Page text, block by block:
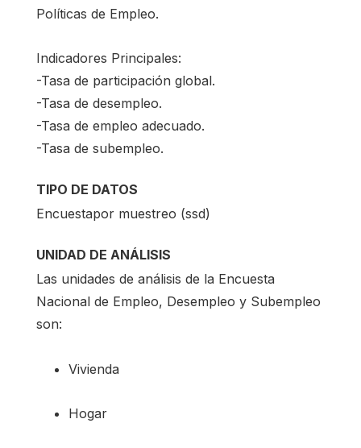
Políticas de Empleo.
Indicadores Principales:
-Tasa de participación global.
-Tasa de desempleo.
-Tasa de empleo adecuado.
-Tasa de subempleo.
TIPO DE DATOS
Encuestapor muestreo (ssd)
UNIDAD DE ANÁLISIS
Las unidades de análisis de la Encuesta
Nacional de Empleo, Desempleo y Subempleo
son:
Vivienda
Hogar